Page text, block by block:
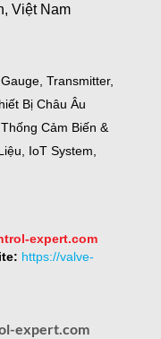
Việt Nam
Transmitter,
Bị Châu Âu
Cảm Biến &
IoT System,
expert.com
https://valve-
expert.com